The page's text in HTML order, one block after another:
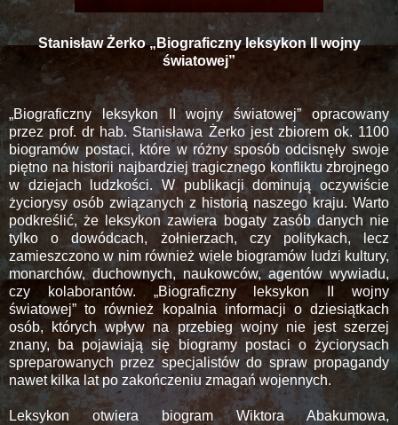
Stanisław Żerko „Biograficzny leksykon II wojny
światowej”
„Biograficzny leksykon II wojny światowej” opracowany
przez prof. dr hab. Stanisława Żerko jest zbiorem ok. 1100
biogramów postaci, które w różny sposób odcisnęły swoje
piętno na historii najbardziej tragicznego konfliktu zbrojnego
w dziejach ludzkości. W publikacji dominują oczywiście
życiorysy osób związanych z historią naszego kraju. Warto
podkreślić, że leksykon zawiera bogaty zasób danych nie
tylko o dowódcach, żołnierzach, czy politykach, lecz
zamieszczono w nim również wiele biogramów ludzi kultury,
monarchów, duchownych, naukowców, agentów wywiadu,
czy kolaborantów. „Biograficzny leksykon II wojny
światowej” to również kopalnia informacji o dziesiątkach
osób, których wpływ na przebieg wojny nie jest szerzej
znany, ba pojawiają się biogramy postaci o życiorysach
spreparowanych przez specjalistów do spraw propagandy
nawet kilka lat po zakończeniu zmagań wojennych.
Leksykon otwiera biogram Wiktora Abakumowa,